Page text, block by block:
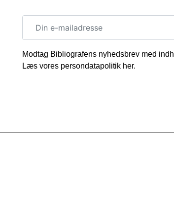
Modtag Bibliografens nyhedsbrev med
Læs vores persondatapolitik her.